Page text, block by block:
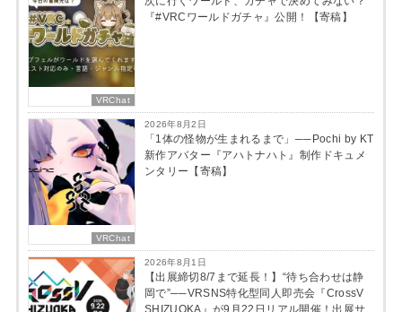
VRChat
『#VRCワールドガチャ』公開！【寄稿】
VRChat
2026年8月2日
「1体の怪物が生まれるまで」──Pochi by KT
新作アバター『アハトナハト』制作ドキュメ
ンタリー【寄稿】
2026年8月1日
【出展締切8/7まで延長！】“待ち合わせは静
岡で”──VRSNS特化型同人即売会『CrossV
SHIZUOKA』が9月22日リアル開催！出展サ